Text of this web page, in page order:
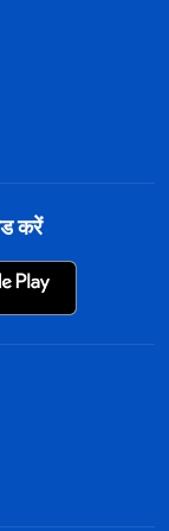
करें